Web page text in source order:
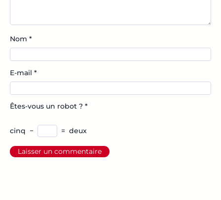
Nom *
E-mail *
Êtes-vous un robot ? *
cinq − = deux